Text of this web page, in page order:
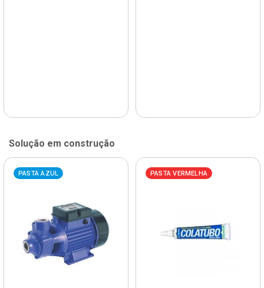
Solução em construção
PASTA AZUL PASTA VERMELHA